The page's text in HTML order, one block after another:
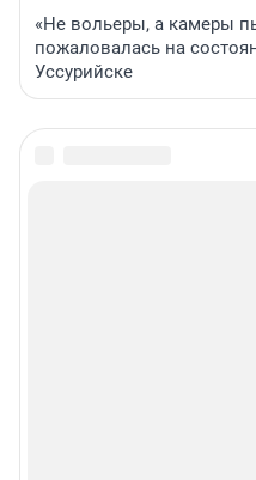
«Не вольеры, а камеры
пожаловалась на
Уссурийске